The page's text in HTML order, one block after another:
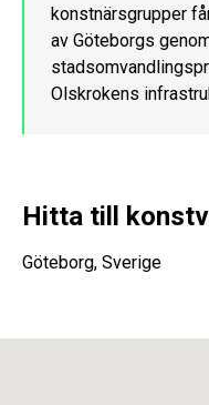
konstnärsgrupper
av Göteborgs
Olskrokens
Hitta till
Göteborg, Sverige